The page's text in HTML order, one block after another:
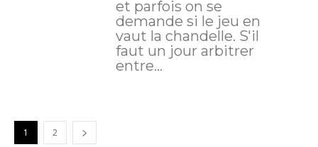
et parfois on se
demande si le jeu en
vaut la chandelle. S'il
faut un jour arbitrer
entre...
1 2